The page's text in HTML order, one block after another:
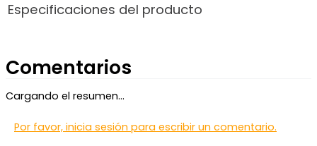
Especificaciones del producto
Comentarios
Cargando el resumen…
Por favor, inicia sesión para escribir un comentario.